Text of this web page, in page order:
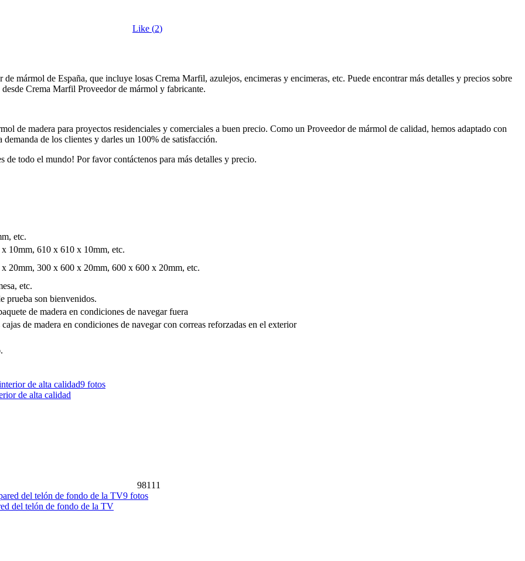
Like (2)
mármol de España, que incluye losas Crema Marfil, azulejos, encimeras y encimeras, etc. Puede encontrar más detalles y precios sobre
Crema Marfil Proveedor de mármol y fabricante.
de madera para proyectos residenciales y comerciales a buen precio. Como un Proveedor de mármol de calidad, hemos adaptado con
de los clientes y darles un 100% de satisfacción.
de todo el mundo! Por favor contáctenos para más detalles y precio.
etc.
10mm, 610 x 610 x 10mm, etc.
20mm, 300 x 600 x 20mm, 600 x 600 x 20mm, etc.
etc.
prueba son bienvenidos.
de madera en condiciones de navegar fuera
de madera en condiciones de navegar con correas reforzadas en el exterior
9 fotos
de alta calidad
98111
9 fotos
del telón de fondo de la TV